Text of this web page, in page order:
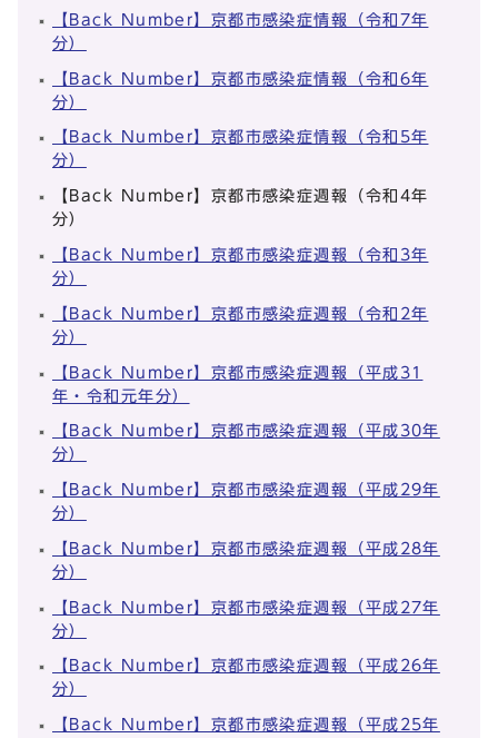
【Back Number】京都市感染症情報（令和7年
分）
【Back Number】京都市感染症情報（令和6年
分）
【Back Number】京都市感染症情報（令和5年
分）
【Back Number】京都市感染症週報（令和4年
分）
【Back Number】京都市感染症週報（令和3年
分）
【Back Number】京都市感染症週報（令和2年
分）
【Back Number】京都市感染症週報（平成31
年・令和元年分）
【Back Number】京都市感染症週報（平成30年
分）
【Back Number】京都市感染症週報（平成29年
分）
【Back Number】京都市感染症週報（平成28年
分）
【Back Number】京都市感染症週報（平成27年
分）
【Back Number】京都市感染症週報（平成26年
分）
【Back Number】京都市感染症週報（平成25年